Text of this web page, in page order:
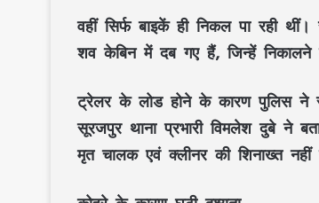
वहीं सिर्फ बाइकें ही निकल पा रही
शव केबिन में दब गए हैं, जिन्हें
ट्रेलर के लोड होने के कारण पुलिस ने
सूरजपुर थाना प्रभारी विमलेश दुबे ने
मृत चालक एवं क्लीनर की शिनाख्त